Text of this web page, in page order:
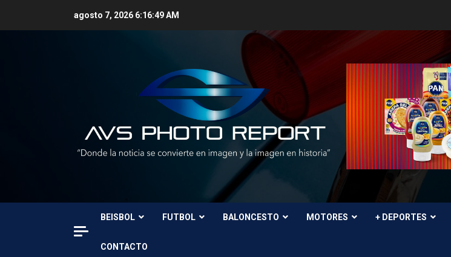
agosto 7, 2026 6:16:51 AM
BEISBOL FUTBOL BALONCESTO MOTORES + DEPORTES
CONTACTO